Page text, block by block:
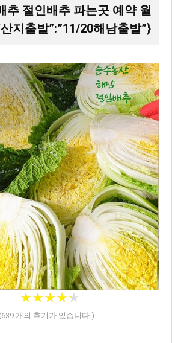
추 절인배추 파는곳 예약 월
지출발”:”11/20해남출발”}
★★★★★
★★★★★
(639개의 후기가 있습니다.)